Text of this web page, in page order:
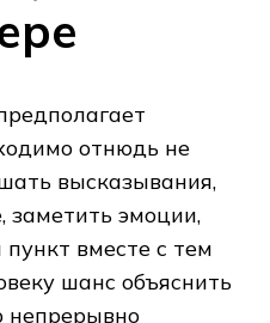
отнюдь не
высказывания,
заметить эмоции,
вместе с тем
шанс объяснить
непрерывно